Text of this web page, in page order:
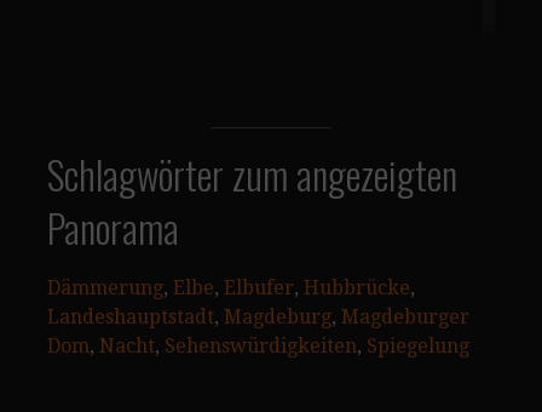
Schlagwörter zum angezeigten
Panorama
Dämmerung, Elbe, Elbufer, Hubbrücke
Landeshauptstadt, Magdeburg, Magdeburger
Dom, Nacht, Sehenswürdigkeiten, Spiegelung